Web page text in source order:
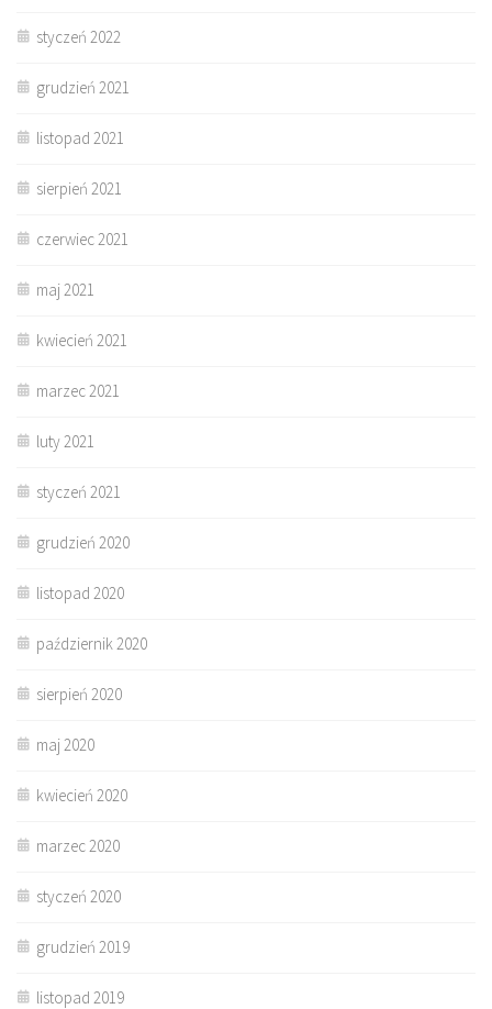
styczeń 2022
grudzień 2021
listopad 2021
sierpień 2021
czerwiec 2021
maj 2021
kwiecień 2021
marzec 2021
luty 2021
styczeń 2021
grudzień 2020
listopad 2020
październik 2020
sierpień 2020
maj 2020
kwiecień 2020
marzec 2020
styczeń 2020
grudzień 2019
listopad 2019